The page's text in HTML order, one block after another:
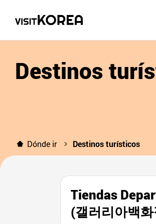
Destinos
Dónde ir Destinos turísticos
Tiendas
(갤러리아백